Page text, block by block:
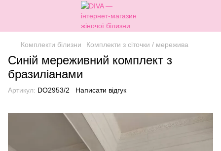
Комплекти білизни Комплекти з сіточки / мережива
Синій мереживний комплект з
бразиліанами
Артикул: DO2953/2 Написати відгук